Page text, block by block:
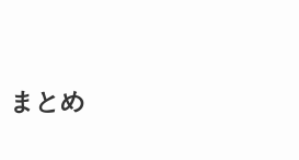
まとめ